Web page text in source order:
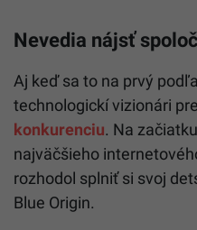
Nevedia nájsť
Aj keď sa to na prvý
technologickí vizionári
konkurenciu. Na
najväčšieho
rozhodol splniť si svoj
Blue Origin.